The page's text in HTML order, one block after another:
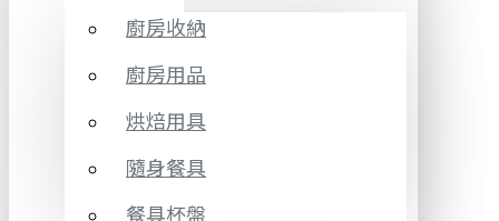
廚房收納
廚房用品
烘焙用具
隨身餐具
餐具杯盤